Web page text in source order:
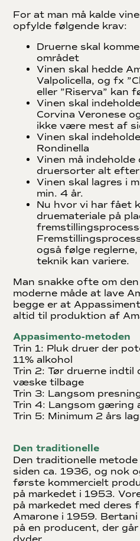
For at man må kalde
opfylde følgende krav:
Druerne skal
området
Vinen skal hedde
Valpolicella, og fx
eller ”Riserva” kan
Vinen skal
Corvina Veronese
ikke være mest af
Vinen skal
Rondinella
Vinen må
druersorter alt
Vinen skal lagres i
min. 4 år.
Nu hvor vi har fået
druemateriale på
også følge
teknik kan variere.
Man snakke ofte om
moderne måde at lave
begge er at
altid til produktion af
Appasimento-metoden
Trin 1: Pluk druer der
11% alkohol
Trin 2: Tør druerne indtil
væske tilbage
Trin 3: Langsom
Trin 4: Langsom gæring
Trin 5: Minimum 2 års
Den traditionelle
Den traditionelle
siden ca. 1936, og nok
første kommercielt
på markedet i 1953.
på markedet med deres
Amarone i 1959.
på en producent, der
dyder.